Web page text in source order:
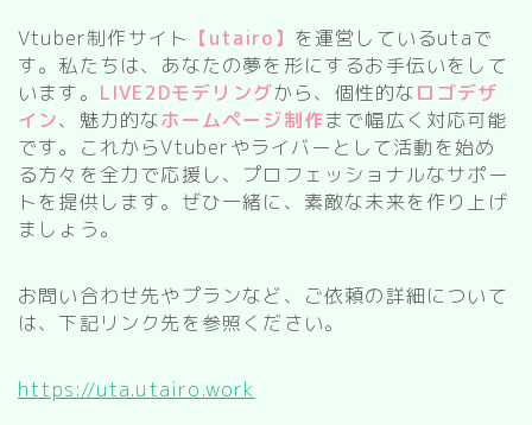
Vtuber制作サイト 【utairo】 を運営しているutaで
す。私たちは、あなたの夢を形にするお手伝いをして
います。 LIVE2Dモデリングから、個性的なロゴデザ
イン、魅力的なホームページ制作まで幅広く対応可能
です。これからVtuberやライバーとして活動を始め
る方々を全力で応援し、プロフェッショナルなサポー
トを提供します。ぜひ一緒に、素敵な未来を作り上げ
ましょう。
お問い合わせ先やプランなど、ご依頼の詳細について
は、下記リンク先を参照ください。
https://uta.utairo.work